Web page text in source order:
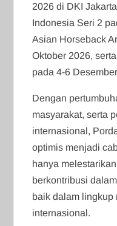
2026 di DKI
Indonesia Seri 2
Asian Horseback
Oktober 2026,
pada 4-6
Dengan
masyarakat, serta
internasional,
optimis menjadi
hanya
berkontribusi
baik dalam lingkup
internasional.